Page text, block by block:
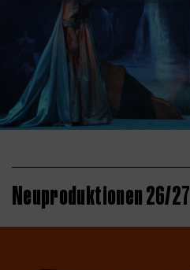
Neuproduktionen 26/27